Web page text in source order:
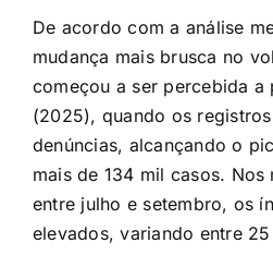
De acordo com a análise
mudança mais brusca no
começou a ser percebida a
(2025), quando os
denúncias, alcançando o
mais de 134 mil casos. Nos
entre julho e setembro, os
elevados, variando entre